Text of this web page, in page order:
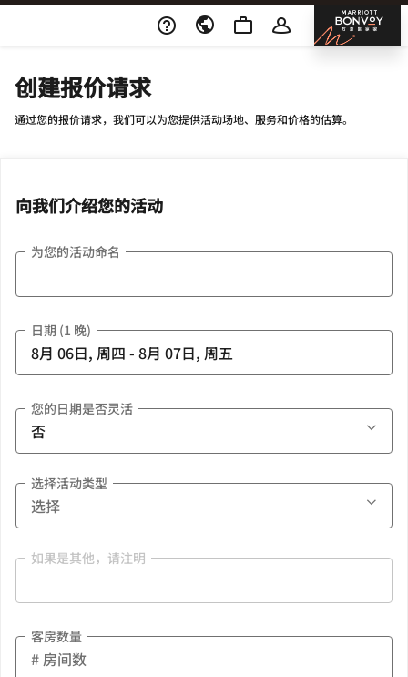
Skip To Content 邦
创建报价请求
通过您的报价请求，我们可以为您提供活动场地、服务和价格的估算。
向我们介绍您的活动
为您的活动命名
日期 (1 晚)
您的日期是否灵活
选择活动类型
如果是其他，请注明
客房数量